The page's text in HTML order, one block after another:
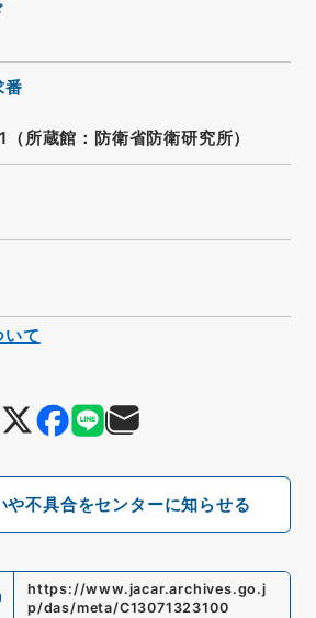
や不具合をセンターに知らせる
番
所蔵館：防衛省防衛研究所）
https://www.jacar.archives.go.j
p/das/meta/C13071323100
いて